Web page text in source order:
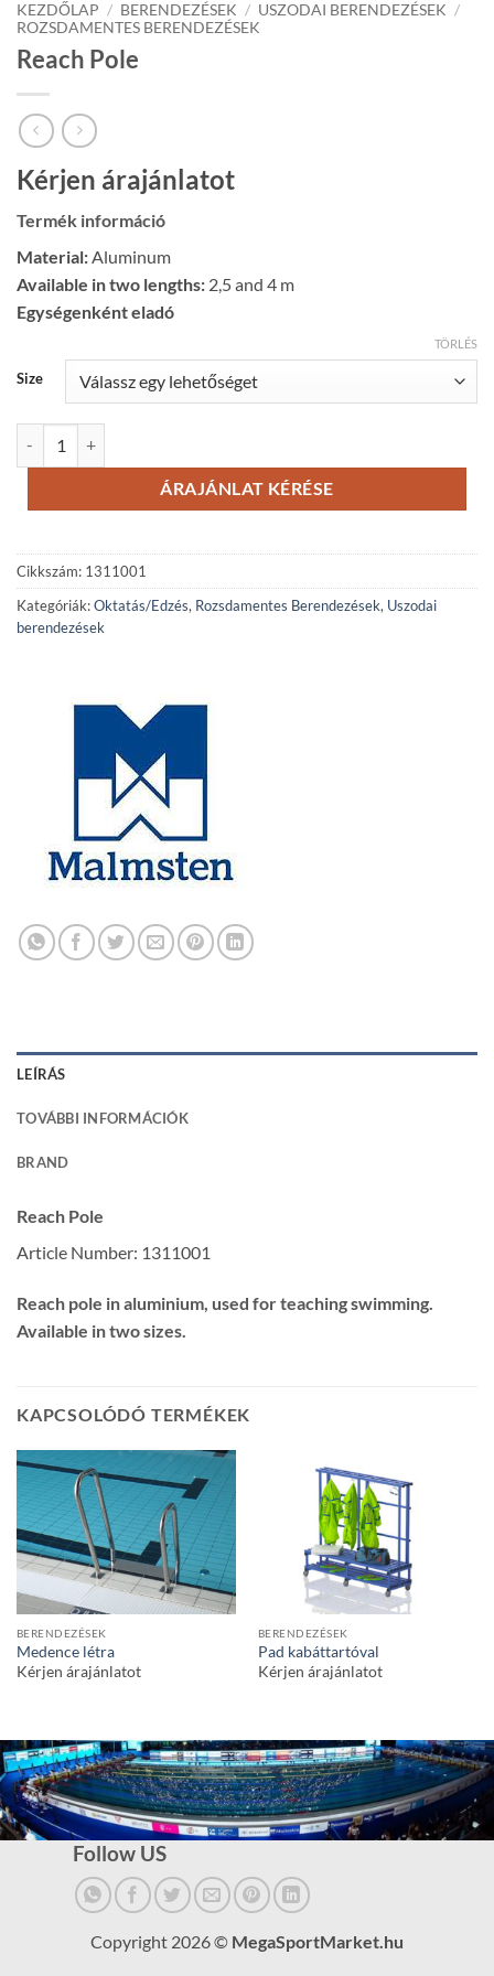
KEZDŐLAP / BERENDEZÉSEK / USZODAI BERENDEZÉSEK /
ROZSDAMENTES BERENDEZÉSEK
Reach Pole
Kérjen árajánlatot
Termék információ
Material:Aluminum
Available in two lengths: 2,5 and 4 m
Egységenként eladó
Size
TÖRLÉS
ÁRAJÁNLAT KÉRÉSE
Cikkszám: 1311001
Kategóriák:Oktatás/Edzés, Rozsdamentes Berendezések, Uszodai
berendezések
LEÍRÁS
TOVÁBBI INFORMÁCIÓK
BRAND
Reach Pole
Article Number: 1311001
Reach pole in aluminium, used for teaching swimming.
Available in two sizes.
KAPCSOLÓDÓ TERMÉKEK
BERENDEZÉSEK
Medence létra
Kérjen árajánlatot
BERENDEZÉSEK
Pad kabáttartóval
Kérjen árajánlatot
Follow US
Copyright 2026 © MegaSportMarket.hu